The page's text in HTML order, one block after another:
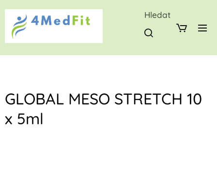
Hledat
GLOBAL MESO STRETCH 10
x 5ml